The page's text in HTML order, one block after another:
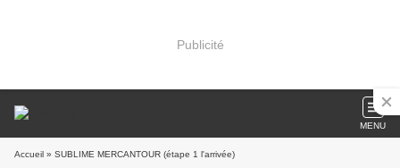
Publicité
MENU
Accueil » SUBLIME MERCANTOUR (étape 1 l'arrivée)